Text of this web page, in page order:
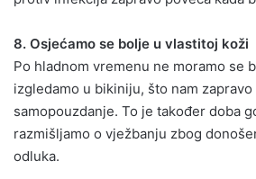
8. Osjećamo se bolje u vlastitoj koži
Po hladnom vremenu ne moramo se
izgledamo u bikiniju, što nam
samopouzdanje. To je također doba
razmišljamo o vježbanju zbog
odluka.